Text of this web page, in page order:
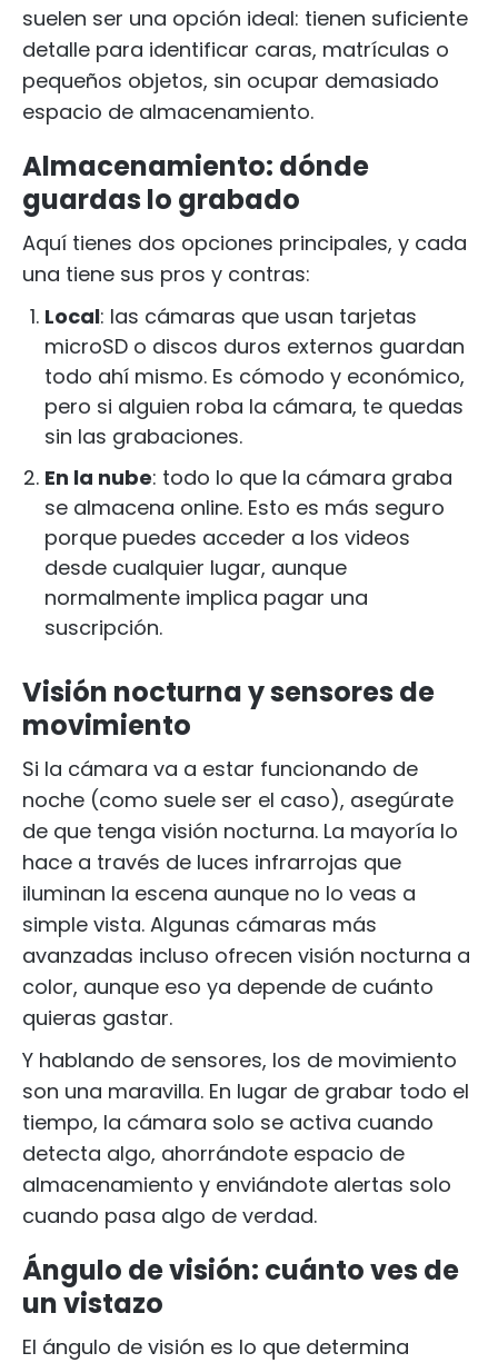
suelen ser una opción ideal: tienen suficiente
detalle para identificar caras, matrículas o
pequeños objetos, sin ocupar demasiado
espacio de almacenamiento.
Almacenamiento: dónde
guardas lo grabado
Aquí tienes dos opciones principales, y cada
una tiene sus pros y contras:
Local: las cámaras que usan tarjetas
microSD o discos duros externos guardan
todo ahí mismo. Es cómodo y económico,
pero si alguien roba la cámara, te quedas
sin las grabaciones.
En la nube: todo lo que la cámara graba
se almacena online. Esto es más seguro
porque puedes acceder a los videos
desde cualquier lugar, aunque
normalmente implica pagar una
suscripción.
Visión nocturna y sensores de
movimiento
Si la cámara va a estar funcionando de
noche (como suele ser el caso), asegúrate
de que tenga visión nocturna. La mayoría lo
hace a través de luces infrarrojas que
iluminan la escena aunque no lo veas a
simple vista. Algunas cámaras más
avanzadas incluso ofrecen visión nocturna a
color, aunque eso ya depende de cuánto
quieras gastar.
Y hablando de sensores, los de movimiento
son una maravilla. En lugar de grabar todo el
tiempo, la cámara solo se activa cuando
detecta algo, ahorrándote espacio de
almacenamiento y enviándote alertas solo
cuando pasa algo de verdad.
Ángulo de visión: cuánto ves de
un vistazo
El ángulo de visión es lo que determina